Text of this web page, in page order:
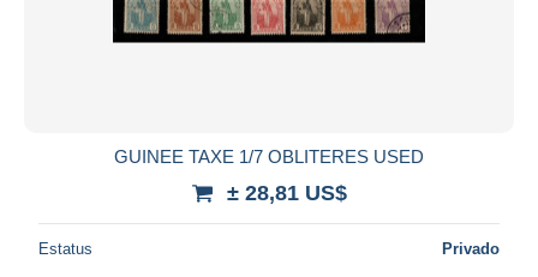
GUINEE TAXE 1/7 OBLITERES USED
± 28,81 US$
Estatus Privado